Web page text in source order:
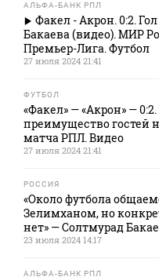
АЛЬФА-БАНК РПЛ
Факел - Акрон. 0:2.
Бакаева (видео). МИР
Премьер-Лига. Футбол
27 июля 2024 21:41
ФУТБОЛ
«Факел» — «Акрон» —
преимущество гостей
матча РПЛ. Видео
27 июля 2024 21:41
РОССИЯ
«Около футбола
Зелимханом, но
нет» — Солтмурад
23 июля 2024 14:17
АЛЬФА-БАНК РПЛ